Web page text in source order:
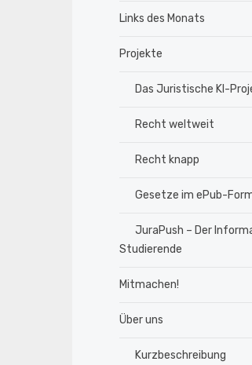
Links des Monats
Projekte
Das Juristische KI-
Recht weltweit
Recht knapp
Gesetze im ePub-
JuraPush – Der
Studierende
Mitmachen!
Über uns
Kurzbeschreibung